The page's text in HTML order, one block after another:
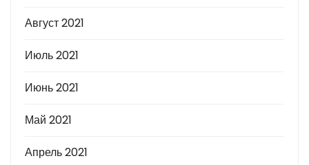
Август 2021
Июль 2021
Июнь 2021
Май 2021
Апрель 2021